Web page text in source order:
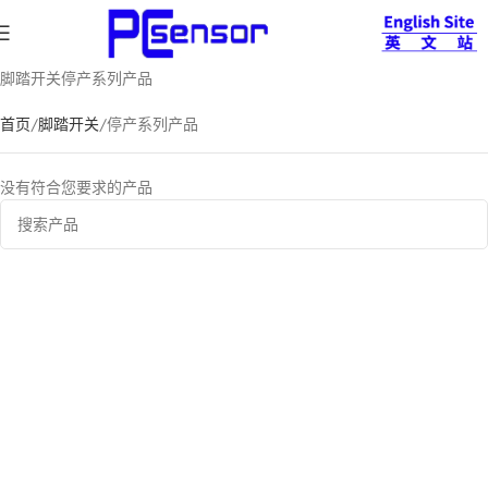
脚踏开关停产系列产品
首页 脚踏开关 停产系列产品
没有符合您要求的产品